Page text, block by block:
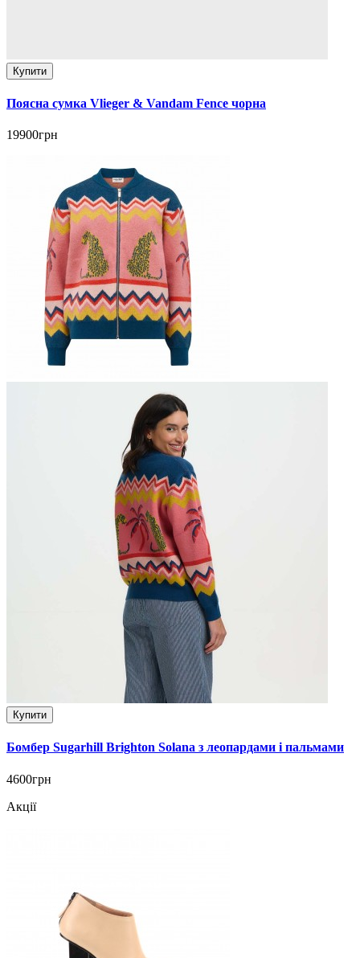
Купити
Поясна сумка Vlieger & Vandam Fence чорна
19900грн
Купити
Бомбер Sugarhill Brighton Solana з леопардами і пальмами
4600грн
Акції